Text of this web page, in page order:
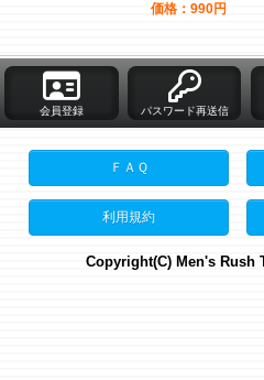
価格：990円
会員登録 パスワード再送信
ＦＡＱ
利用規約
Copyright(C) Men's Rush